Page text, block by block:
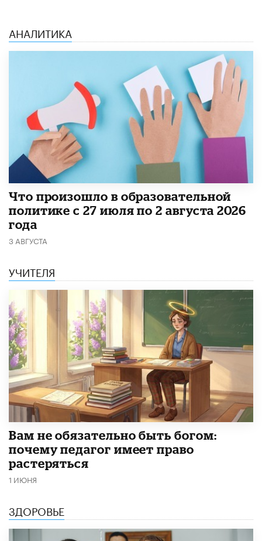
АНАЛИТИКА
​Что произошло в образовательной
политике с 27 июля по 2 августа 2026
года
3 АВГУСТА
УЧИТЕЛЯ
​Вам не обязательно быть богом:
почему педагог имеет право
растеряться
1 ИЮНЯ
ЗДОРОВЬЕ